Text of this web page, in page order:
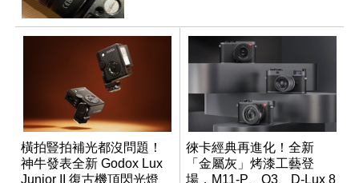
橫拍豎拍補光都沒問題！
神牛發表全新 Godox Lux
Junior II 復古機頂閃光燈
徠卡經典再進化！全新
「金屬灰」烤漆工藝登
場，M11-P、Q3、D-Lux 8